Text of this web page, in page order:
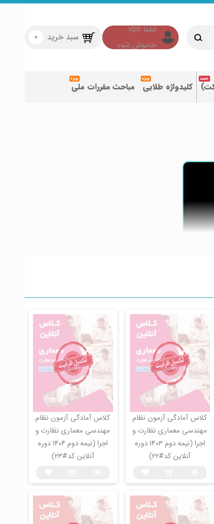
سبد خرید 0
کلیدواژه طلایی مباحث مقررات ملی
کلاس آمادگی آزمون نظام
مهندسی معماری نظارت و
اجرا (نیمه دوم 1403 دوره
آنلاین کد#22)
کلاس آمادگی آزمون نظام
مهندسی معماری نظارت و
اجرا (نیمه دوم 1404 دوره
آنلاین کد#23)